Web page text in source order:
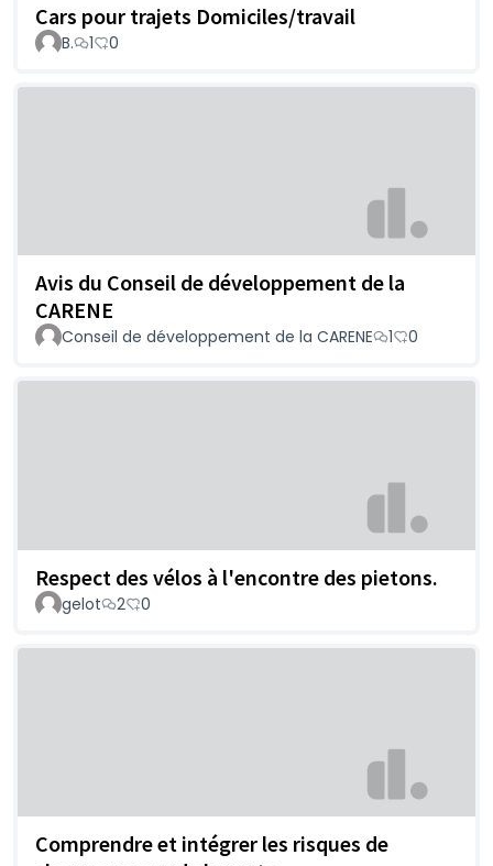
Cars pour trajets Domiciles/travail
B. 1 0
Avis du Conseil de développement de la
CARENE
Conseil de développement de la CARENE 1 0
Respect des vélos à l'encontre des pietons.
gelot 2 0
Comprendre et intégrer les risques de